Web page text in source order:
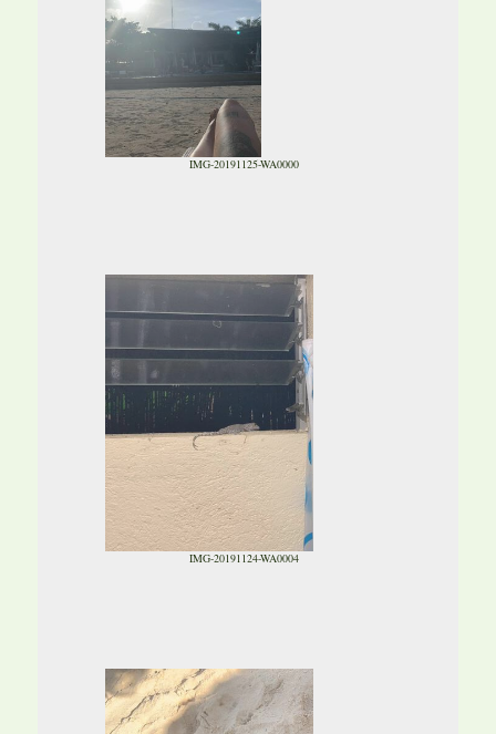
IMG-20191125-WA0000
IMG-20191124-WA0004